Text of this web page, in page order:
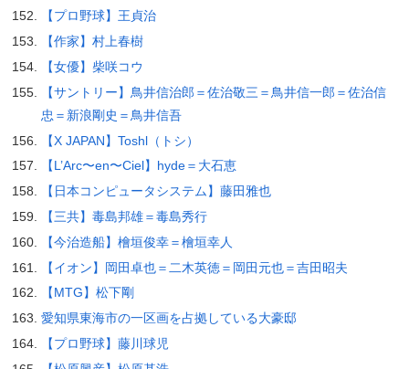
【プロ野球】王貞治
【作家】村上春樹
【女優】柴咲コウ
【サントリー】鳥井信治郎＝佐治敬三＝鳥井信一郎＝佐治信
忠＝新浪剛史＝鳥井信吾
【X JAPAN】Toshl（トシ）
【L’Arc〜en〜Ciel】hyde＝大石恵
【日本コンピュータシステム】藤田雅也
【三共】毒島邦雄＝毒島秀行
【今治造船】檜垣俊幸＝檜垣幸人
【イオン】岡田卓也＝二木英徳＝岡田元也＝吉田昭夫
【MTG】松下剛
愛知県東海市の一区画を占拠している大豪邸
【プロ野球】藤川球児